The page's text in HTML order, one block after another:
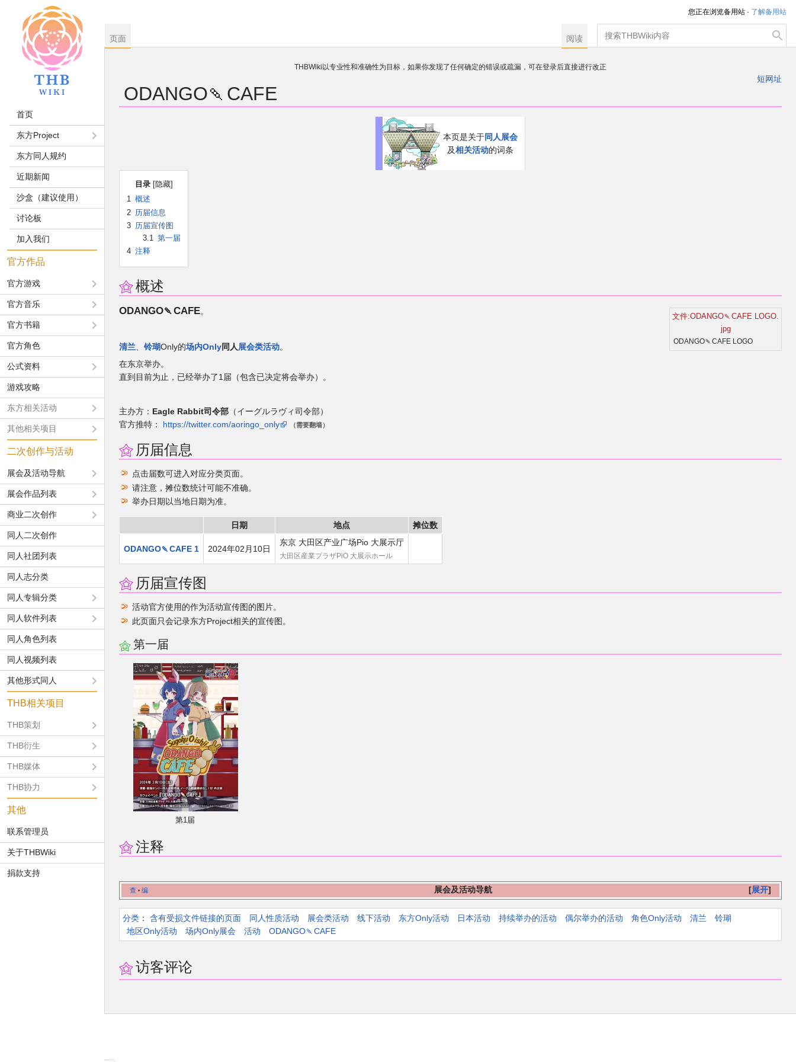
THBWiki以专业性和准确性为目标，如果你发现了任何确定的错误或疏漏，可在登录后直接进行改正
短网址
ODANGO🍡CAFE
航
索
本页是关于同人展会
及相关活动的词条
目录
1 概述
2 历届信息
3 历届宣传图
3.1 第一届
4 注释
概述
文件:ODANGO🍡CAFE LOGO.
jpg
ODANGO🍡CAFE LOGO
ODANGO🍡CAFE。
清兰、 铃瑚Only的场内Only同人展会类活动。
在东京举办。
直到目前为止，已经举办了1届（包含已决定将会举办）。
主办方： Eagle Rabbit司令部 （イーグルラヴィ司令部）
官方推特： https://twitter.com/aoringo_only （需要翻墙）
历届信息
点击届数可进入对应分类页面。
请注意，摊位数统计可能不准确。
举办日期以当地日期为准。
日期 地点 摊位数
ODANGO🍡CAFE 1 2024年02月10日
东京 大田区产业广场Pio 大展示厅
大田区産業プラザPiO 大展示ホール
历届宣传图
活动官方使用的作为活动宣传图的图片。
此页面只会记录东方Project相关的宣传图。
第一届
第1届
注释
展开
查 • 编 展会及活动导航
分类 ：​ 含有受损文件链接的页面 同人性质活动 展会类活动 线下活动 东方Only活动 日本活动 持续举办的活动 偶尔举办的活动 角色Only活动 清兰
铃瑚
地区Only活动
场内Only展会 活动 ODANGO🍡CAFE
访客评论
您正在浏览备用站 · 了解备用站
页面 阅读
搜
索
首页
东方Project
东方同人规约
近期新闻
沙盒（建议使用）
讨论板
加入我们
官方作品
官方游戏
官方音乐
官方书籍
官方角色
公式资料
游戏攻略
东方相关活动
其他相关项目
二次创作与活动
展会及活动导航
展会作品列表
商业二次创作
同人二次创作
同人社团列表
同人志分类
同人专辑分类
同人软件列表
同人角色列表
同人视频列表
其他形式同人
THB相关项目
THB策划
THB衍生
THB媒体
THB协力
其他
联系管理员
关于THBWiki
捐款支持